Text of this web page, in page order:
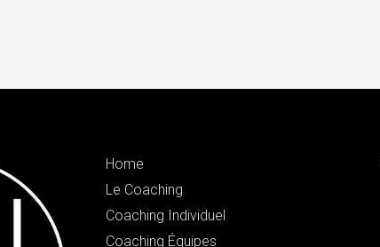
Home
Le Coaching
Coaching Individuel
Coaching Équipes